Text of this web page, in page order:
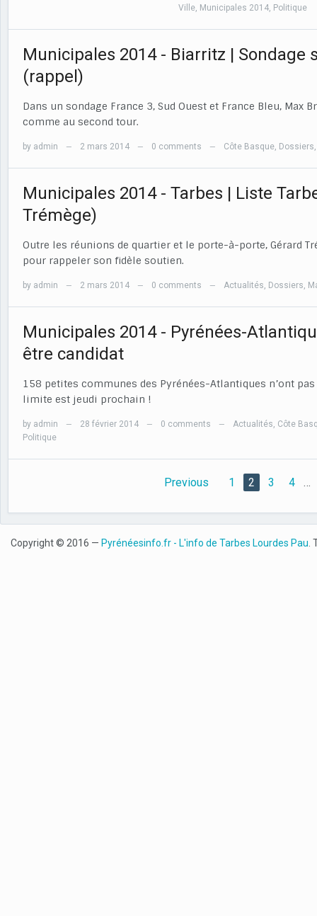
Ville, Municipales 2014, Politique
Municipales 2014 - Biarritz | Sondage
(rappel)
Dans un sondage France 3, Sud Ouest et France Bleu, Max
comme au second tour.
by admin — 2 mars 2014 — 0 comments — Côte Basque, Dossiers
Municipales 2014 - Tarbes | Liste
Trémège)
Outre les réunions de quartier et le porte-à-porte, Gérard
pour rappeler son fidèle soutien.
by admin — 2 mars 2014 — 0 comments — Actualités, Dossiers,
Municipales 2014 - Pyrénées-
être candidat
158 petites communes des Pyrénées-Atlantiques n’ont
limite est jeudi prochain !
by admin — 28 février 2014 — 0 comments — Actualités, Côte
Politique
Previous 1 2 3 4 …
Copyright © 2016 — Pyrénéesinfo.fr - L'info de Tarbes Lourdes Pau .